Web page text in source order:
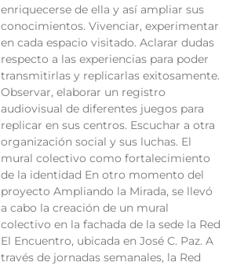
enriquecerse de ella y así ampliar sus
conocimientos. Vivenciar, experimentar
en cada espacio visitado. Aclarar dudas
respecto a las experiencias para poder
transmitirlas y replicarlas exitosamente.
Observar, elaborar un registro
audiovisual de diferentes juegos para
replicar en sus centros. Escuchar a otra
organización social y sus luchas. El
mural colectivo como fortalecimiento
de la identidad En otro momento del
proyecto Ampliando la Mirada, se llevó
a cabo la creación de un mural
colectivo en la fachada de la sede la Red
El Encuentro, ubicada en José C. Paz. A
través de jornadas semanales, la Red